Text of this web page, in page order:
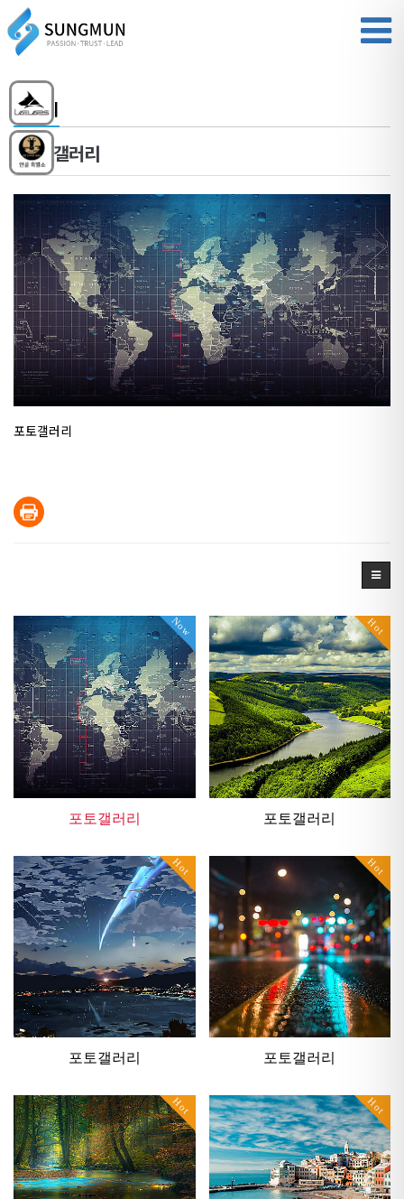
갤러리
포토갤러리
포토갤러리
Now
포토갤러리
Hot
포토갤러리
Hot
포토갤러리
Hot
포토갤러리
Hot Hot